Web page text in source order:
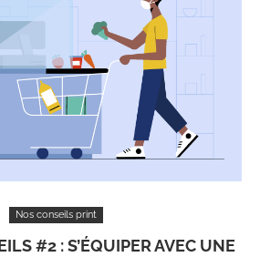
Nos conseils print
#2 : S’ÉQUIPER AVEC UNE